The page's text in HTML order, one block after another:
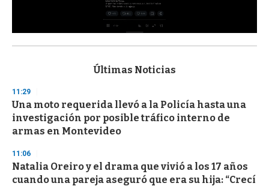
s
d
s
o
f
3
s
e
c
o
Últimas Noticias
11:29
Una moto requerida llevó a la Policía hasta una
investigación por posible tráfico interno de
armas en Montevideo
11:06
Natalia Oreiro y el drama que vivió a los 17 años
cuando una pareja aseguró que era su hija: “Crecí